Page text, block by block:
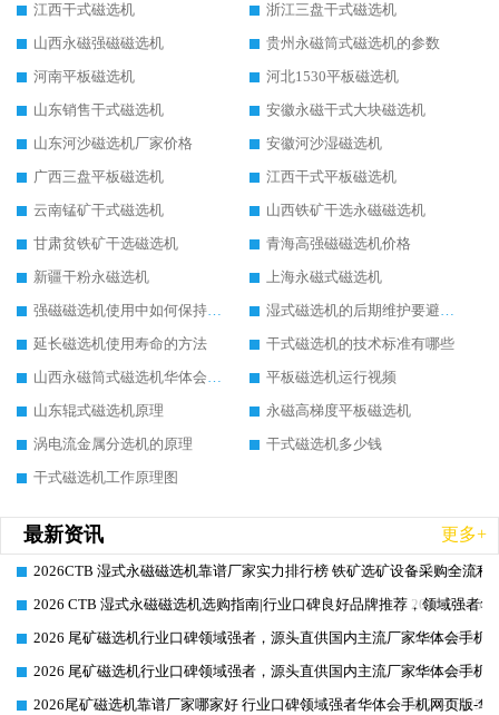
江西干式磁选机
浙江三盘干式磁选机
山西永磁强磁磁选机
贵州永磁筒式磁选机的参数
河南平板磁选机
河北1530平板磁选机
山东销售干式磁选机
安徽永磁干式大块磁选机
山东河沙磁选机厂家价格
安徽河沙湿磁选机
广西三盘平板磁选机
江西干式平板磁选机
云南锰矿干式磁选机
山西铁矿干选永磁磁选机
甘肃贫铁矿干选磁选机
青海高强磁磁选机价格
新疆干粉永磁选机
上海永磁式磁选机
强磁磁选机使用中如何保持其顺畅运行
湿式磁选机的后期维护要避开哪些坑
延长磁选机使用寿命的方法
干式磁选机的技术标准有哪些
山西永磁筒式磁选机华体会手机网页版-华体会(中国)
平板磁选机运行视频
山东辊式磁选机原理
永磁高梯度平板磁选机
涡电流金属分选机的原理
干式磁选机多少钱
干式磁选机工作原理图
最新资讯 更多+
2026-06-25
2026CTB 湿式永磁磁选机靠谱厂家实力排行榜 铁矿选矿设备采购全流程
2026-06-25
2026 CTB 湿式永磁磁选机选购指南|行业口碑良好品牌推荐，领域强者
2026-06-25
2026 尾矿磁选机行业口碑领域强者，源头直供国内主流厂家华体会手机
2026-06-25
2026 尾矿磁选机行业口碑领域强者，源头直供国内主流厂家华体会手机
2026-06-25
2026尾矿磁选机靠谱厂家哪家好 行业口碑领域强者华体会手机网页版-华